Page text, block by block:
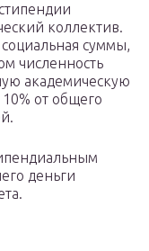
коллектив.
суммы,
численность
академическую
от общего
деньги